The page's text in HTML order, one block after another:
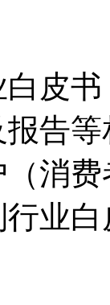
皮
告
消
业